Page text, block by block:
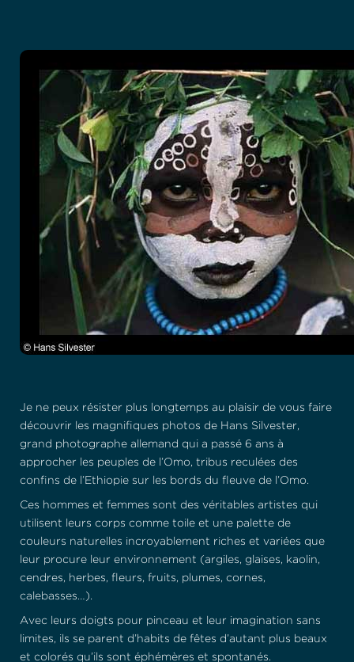
Je ne peux résister plus longtemps au plaisir de vous faire
découvrir les magnifiques photos de Hans Silvester,
grand photographe allemand qui a passé 6 ans à
approcher les peuples de l’Omo, tribus reculées des
confins de l’Ethiopie sur les bords du fleuve de l’Omo.
Ces hommes et femmes sont des véritables artistes qui
utilisent leurs corps comme toile et une palette de
couleurs naturelles incroyablement riches et variées que
leur procure leur environnement (argiles, glaises, kaolin,
cendres, herbes, fleurs, fruits, plumes, cornes,
calebasses…).
Avec leurs doigts pour pinceau et leur imagination sans
limites, ils se parent d’habits de fêtes d’autant plus beaux
et colorés qu’ils sont éphémères et spontanés.